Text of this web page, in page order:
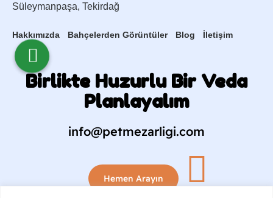
Süleymanpaşa, Tekirdağ
Hakkımızda Bahçelerden Görüntüler Blog İletişim
Birlikte Huzurlu Bir Veda
Planlayalım
info@petmezarligi.com
Hemen Arayın